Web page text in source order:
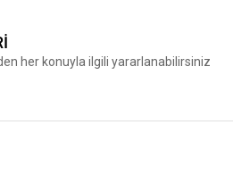
her konuyla ilgili yararlanabilirsiniz